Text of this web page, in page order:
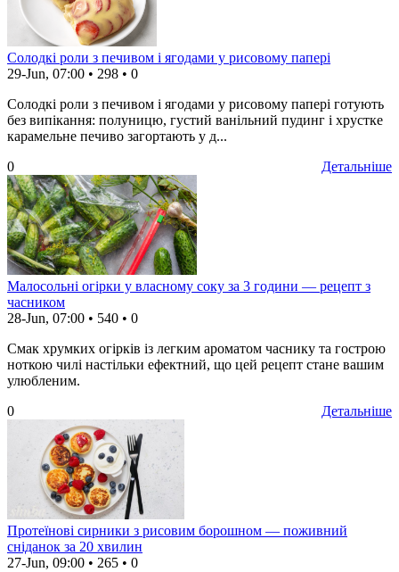
Солодкі роли з печивом і ягодами у рисовому папері
29-Jun, 07:00 • 298 • 0
Солодкі роли з печивом і ягодами у рисовому папері готують
без випікання: полуницю, густий ванільний пудинг і хрустке
карамельне печиво загортають у д...
Детальніше
0
Малосольні огірки у власному соку за 3 години — рецепт з
часником
28-Jun, 07:00 • 540 • 0
Смак хрумких огірків із легким ароматом часнику та гострою
ноткою чилі настільки ефектний, що цей рецепт стане вашим
улюбленим.
Детальніше
0
Протеїнові сирники з рисовим борошном — поживний
сніданок за 20 хвилин
27-Jun, 09:00 • 265 • 0